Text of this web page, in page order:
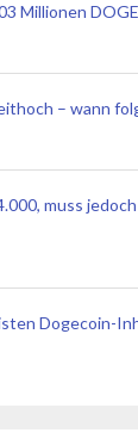
Millionen
– wann
muss
Dogecoin-